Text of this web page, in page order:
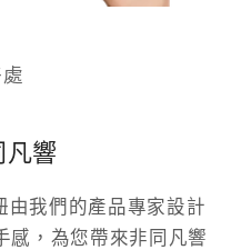
響
我們的產品專家設計
感，為您帶來非同凡響